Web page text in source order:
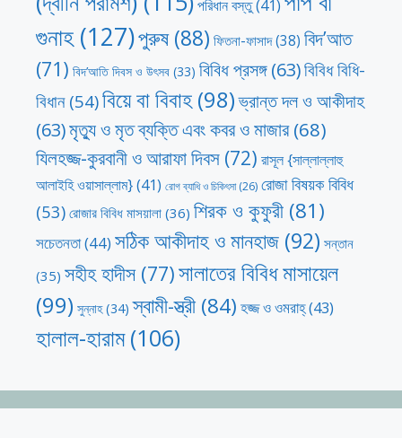
পরিধান বস্তু(41)
গুনাহ(127)পুরুষ(88) ফিতনা-ফাসাদ(38) বিদ’আত
(71) বিদ’আতি দিবস ও উৎসব (33) বিবিধ প্রসঙ্গ(63)বিবিধ বিধি-
বিধান(54)বিয়ে বা বিবাহ (98)ভ্রান্ত দল ও আকীদাহ
(63)মৃত্যু ও মৃত ব্যক্তি এবং কবর ও মাজার(68)
যিলহজ্জ-কুরবানী ও আরাফা দিবস (72) রাসূল {সাল্লাল্লাহু
আলাইহি ওয়াসাল্লাম}(41) রোগ ব্যাধি ও চিকিৎসা(26) রোজা বিষয়ক বিবিধ
(53) রোজার বিবিধ মাসয়ালা (36) শিরক ও কুফুরী (81)
সচেতনতা(44) সঠিক আকীদাহ ও মানহাজ (92) সন্তান
(35) সহীহ হাদীস(77)সালাতের বিবিধ মাসায়েল
(99) সুন্নাহ(34) স্বামী-স্ত্রী(84) হজ্জ ও ওমরাহ্‌(43)
হালাল-হারাম(106)